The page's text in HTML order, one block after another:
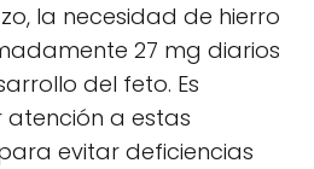
la necesidad de hierro
27 mg diarios
del feto. Es
a estas
evitar deficiencias